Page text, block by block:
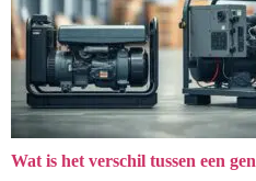
Wat is het verschil tussen een